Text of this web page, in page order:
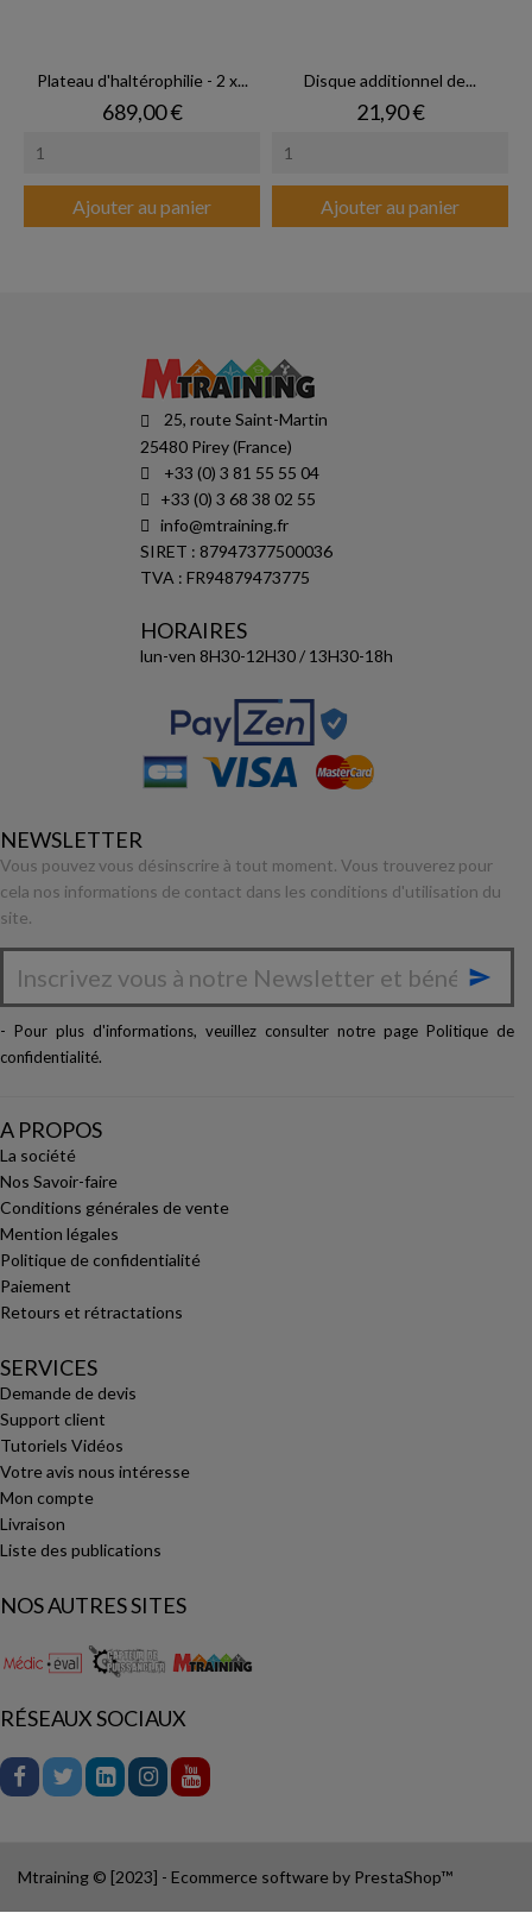
Plateau d'haltérophilie - 2 x...
Prix
689,00 €
Ajouter au panier
Disque additionnel de...
Prix
21,90 €
Ajouter au panier
25, route Saint-Martin
25480 Pirey (France)
+33 (0) 3 81 55 55 04
+33 (0) 3 68 38 02 55
info@mtraining.fr
SIRET : 87947377500036
TVA : FR94879473775
HORAIRES
lun-ven 8H30-12H30 / 13H30-18h
NEWSLETTER
Vous pouvez vous désinscrire à tout moment. Vous trouverez pour
cela nos informations de contact dans les conditions d'utilisation du
site.

- Pour plus d'informations, veuillez consulter notre page Politique de
confidentialité.
A PROPOS
La société
Nos Savoir-faire
Conditions générales de vente
Mention légales
Politique de confidentialité
Paiement
Retours et rétractations
SERVICES
Demande de devis
Support client
Tutoriels Vidéos
Votre avis nous intéresse
Mon compte
Livraison
Liste des publications
NOS AUTRES SITES
RÉSEAUX SOCIAUX
Mtraining © [2023] - Ecommerce software by PrestaShop™